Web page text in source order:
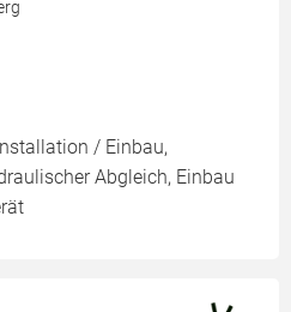
/ Einbau,
Abgleich, Einbau